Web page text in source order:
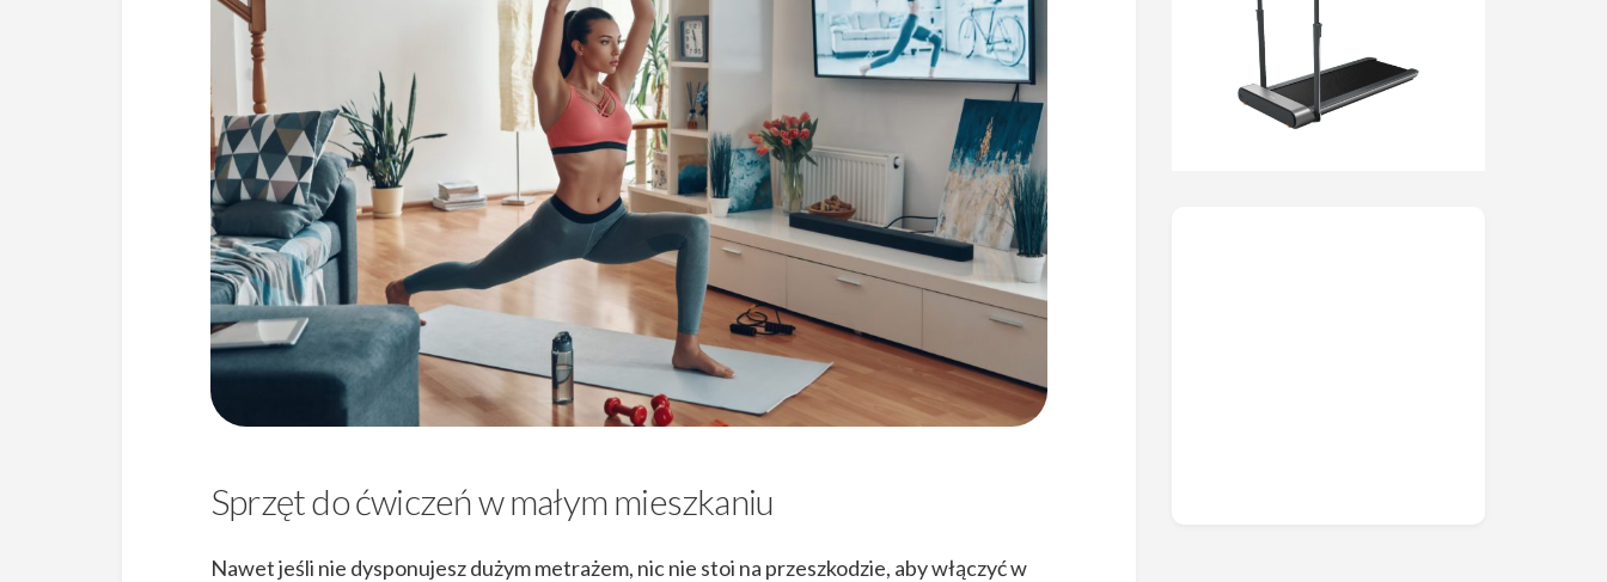
Sprzęt do ćwiczeń w małym mieszkaniu
Nawet jeśli nie dysponujesz dużym metrażem, nic nie stoi na przeszkodzie, aby włączyć w